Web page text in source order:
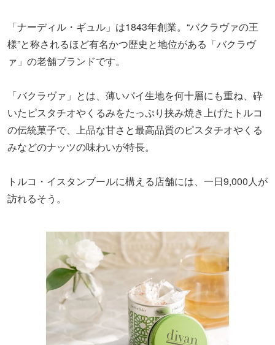
「ナーディル・ギュル」は1843年創業。“バクラヴァの王
様”と称されるほど有名かつ歴史と地位がある「バクラヴ
ァ」の老舗ブランドです。
「バクラヴァ」とは、薄いパイ生地を何十層にも重ね、砕
いたピスタチオやくるみをたっぷり挟み焼き上げたトルコ
の伝統菓子で、上品な甘さと最高品質のピスタチオやくる
みなどのナッツの味わいが特長。
トルコ・イスタンブールに構える店舗には、一日9,000人が
訪れるそう。